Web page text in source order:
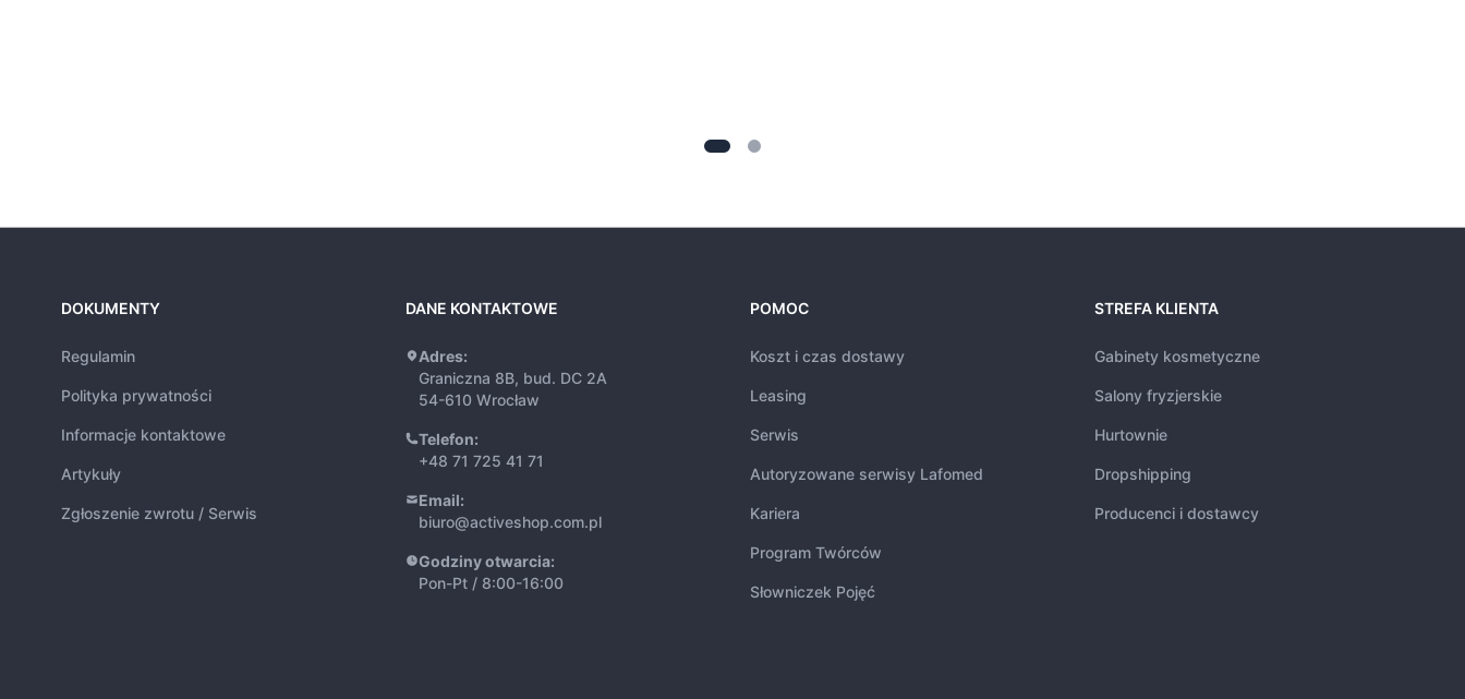
DOKUMENTY
Regulamin
Polityka prywatności
Informacje kontaktowe
Artykuły
Zgłoszenie zwrotu / Serwis
DANE KONTAKTOWE
Adres:
Graniczna 8B, bud. DC 2A
54-610 Wrocław
Telefon:
+48 71 725 41 71
Email:
biuro@activeshop.com.pl
Godziny otwarcia:
Pon-Pt / 8:00-16:00
POMOC
Koszt i czas dostawy
Leasing
Serwis
Autoryzowane serwisy Lafomed
Kariera
Program Twórców
Słowniczek Pojęć
STREFA KLIENTA
Gabinety kosmetyczne
Salony fryzjerskie
Hurtownie
Dropshipping
Producenci i dostawcy